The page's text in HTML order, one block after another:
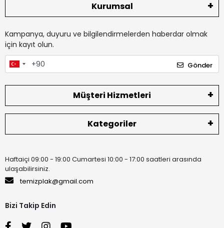
Kurumsal
Kampanya, duyuru ve bilgilendirmelerden haberdar olmak
için kayıt olun.
Gönder
Müşteri Hizmetleri
Kategoriler
Haftaiçi 09:00 - 19:00 Cumartesi 10:00 - 17:00 saatleri arasında
ulaşabilirsiniz.
temizplak@gmail.com
Bizi Takip Edin